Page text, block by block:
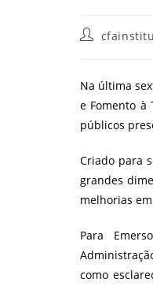
Autor
Na última
e Fomento à
públicos
Criado para
grandes
melhorias
Para
como